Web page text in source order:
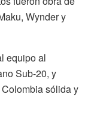
Wynder y
equipo al
Sub-20, y
sólida y